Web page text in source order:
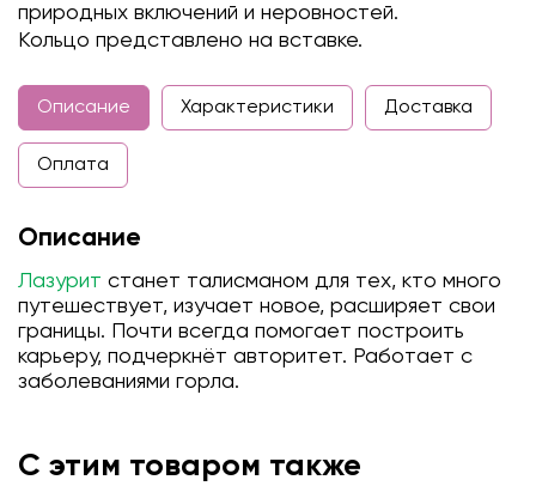
природных включений и неровностей.
Кольцо представлено на вставке.
Описание Характеристики Доставка
Оплата
Описание
Лазурит станет талисманом для тех, кто много
путешествует, изучает новое, расширяет свои
границы. Почти всегда помогает построить
карьеру, подчеркнёт авторитет. Работает с
заболеваниями горла.
С этим товаром также